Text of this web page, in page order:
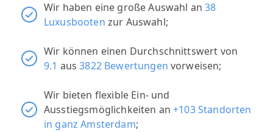
Wir haben eine große Auswahl an38
Luxusbooten zur Auswahl;
Wir können einen Durchschnittswert von
9.1 aus3822 Bewertungen vorweisen;
Wir bieten flexible Ein- und
Ausstiegsmöglichkeiten an+103 Standorten
in ganz Amsterdam;